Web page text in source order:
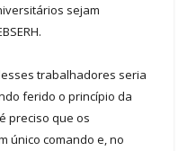
sejam
trabalhadores seria
ferido o princípio da
preciso que os
único comando e, no